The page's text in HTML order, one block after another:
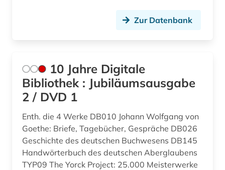
Zur Datenbank
10 Jahre Digitale
Bibliothek : Jubiläumsausgabe
2 / DVD 1
Enth. die 4 Werke DB010 Johann Wolfgang von
Goethe: Briefe, Tagebücher, Gespräche DB026
Geschichte des deutschen Buchwesens DB145
Handwörterbuch des deutschen Aberglaubens
TYP09 The Yorck Project: 25.000 Meisterwerke